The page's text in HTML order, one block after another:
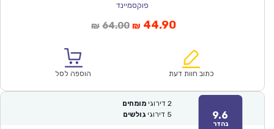
פוקסמיינד
₪ 64.00המחיר
₪64.00.
₪ 44.90המחיר
הוא:
כתוב חוות דעת הוספה לסל
9.6
נהדר
2 דירוגי מומחים
5 דירוגי גולשים